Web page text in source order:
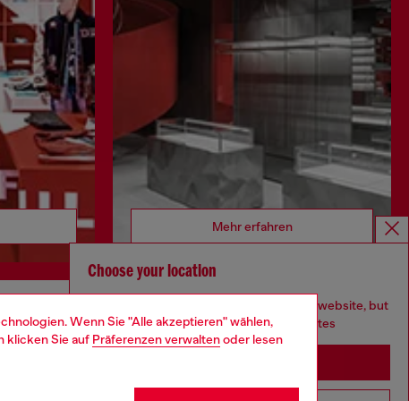
Wenn Sie "Alle akzeptieren" wählen,
klicken Sie auf Präferenzen verwaltenoder lesen
Mehr erfahren
CORPORATE
Choose your location
You are currently browsing Deutschland website, but
it seems you may be based in United States